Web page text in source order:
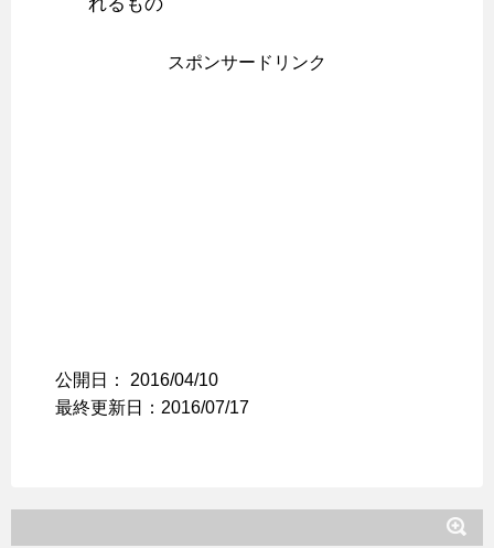
スポンサードリンク
公開日： 2016/04/10
最終更新日：2016/07/17